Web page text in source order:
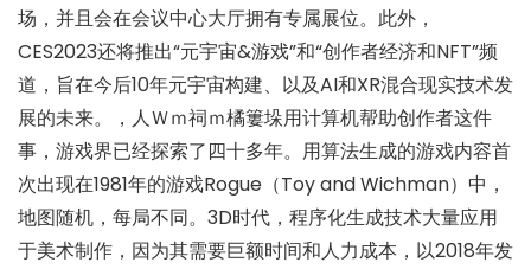
场，并且会在会议中心大厅拥有专属展位。此外，
CES2023还将推出“元宇宙&游戏”和“创作者经济和NFT”频
道，旨在今后10年元宇宙构建、以及AI和XR混合现实技术发
展的未来。，人Ｗｍ祠ｍ橘簍垛用计算机帮助创作者这件
事，游戏界已经探索了四十多年。用算法生成的游戏内容首
次出现在1981年的游戏Rogue（Toy and Wichman）中，
地图随机，每局不同。3D时代，程序化生成技术大量应用
于美术制作，因为其需要巨额时间和人力成本，以2018年发